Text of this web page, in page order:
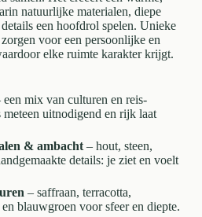
natuurlijke materialen, diepe
een hoofdrol spelen. Unieke
voor een persoonlijke en
elke ruimte karakter krijgt.
mix van culturen en reis-
uitnodigend en rijk laat
& ambacht– hout, steen,
details: je ziet en voelt
– saffraan, terracotta,
blauwgroen voor sfeer en diepte.